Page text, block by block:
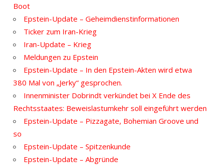
Boot
Epstein-Update – Geheimdienstinformationen
Ticker zum Iran-Krieg
Iran-Update – Krieg
Meldungen zu Epstein
Epstein-Update – In den Epstein-Akten wird etwa
380 Mal von „Jerky“ gesprochen.
Innenminister Dobrindt verkündet bei X Ende des
Rechtsstaates: Beweislastumkehr soll eingeführt werden
Epstein-Update – Pizzagate, Bohemian Groove und
so
Epstein-Update – Spitzenkunde
Epstein-Update – Abgründe